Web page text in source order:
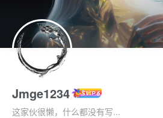
Jmge1234
这家伙很懒，什么都没有写...